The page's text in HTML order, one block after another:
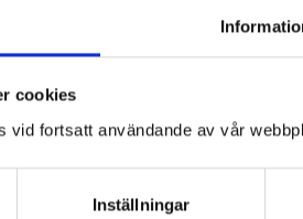
cookies
vid fortsatt användande av vår
Inställningar